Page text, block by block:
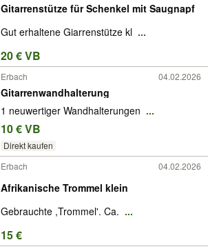
Gitarrenstütze für Schenkel mit Saugnapf
Gut erhaltene Giarrenstütze kl ...
20 € VB
Erbach 04.02.2026
Gitarrenwandhalterung
1 neuwertiger Wandhalterungen ...
10 € VB
Direkt kaufen
Erbach
04.02.2026
Afrikanische Trommel klein
Gebrauchte ,Trommel'. Ca. ...
15 €